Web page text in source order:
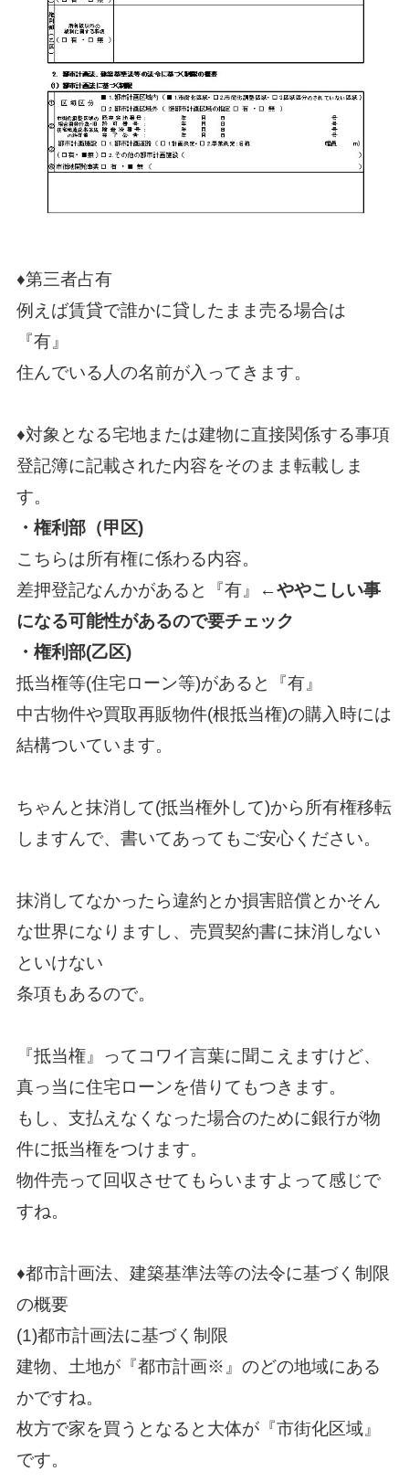
♦第三者占有
例えば賃貸で誰かに貸したまま売る場合は
『有』
住んでいる人の名前が入ってきます。
♦対象となる宅地または建物に直接関係する事項
登記簿に記載された内容をそのまま転載しま
す。
・権利部（甲区)
こちらは所有権に係わる内容。
差押登記なんかがあると『有』←ややこしい事
になる可能性があるので要チェック
・権利部(乙区)
抵当権等(住宅ローン等)があると『有』
中古物件や買取再販物件(根抵当権)の購入時には
結構ついています。
ちゃんと抹消して(抵当権外して)から所有権移転
しますんで、書いてあってもご安心ください。
抹消してなかったら違約とか損害賠償とかそん
な世界になりますし、売買契約書に抹消しない
といけない
条項もあるので。
『抵当権』ってコワイ言葉に聞こえますけど、
真っ当に住宅ローンを借りてもつきます。
もし、支払えなくなった場合のために銀行が物
件に抵当権をつけます。
物件売って回収させてもらいますよって感じで
すね。
♦都市計画法、建築基準法等の法令に基づく制限
の概要
(1)都市計画法に基づく制限
建物、土地が『都市計画※』のどの地域にある
かですね。
枚方で家を買うとなると大体が『市街化区域』
です。